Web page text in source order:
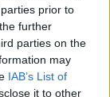
prior to
further
parties on the
may
IAB’s List of
it to other